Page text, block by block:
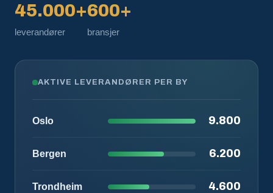
45.000+
leverandører
600+
bransjer
AKTIVE LEVERANDØRER PER BY
Oslo 9.800
Bergen 6.200
Trondheim 4.600